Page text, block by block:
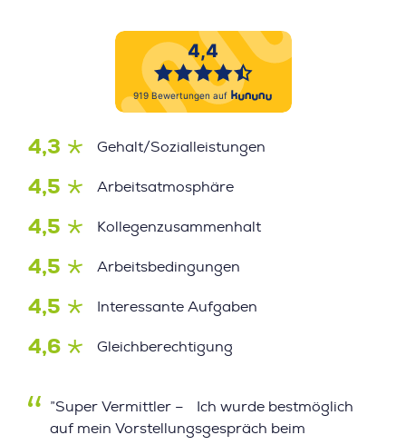
4,3 Gehalt/Sozialleistungen
4,5 Arbeitsatmosphäre
4,5 Kollegenzusammenhalt
4,5 Arbeitsbedingungen
4,5 Interessante Aufgaben
4,6 Gleichberechtigung
”Super Vermittler – Ich wurde bestmöglich
auf mein Vorstellungsgespräch beim